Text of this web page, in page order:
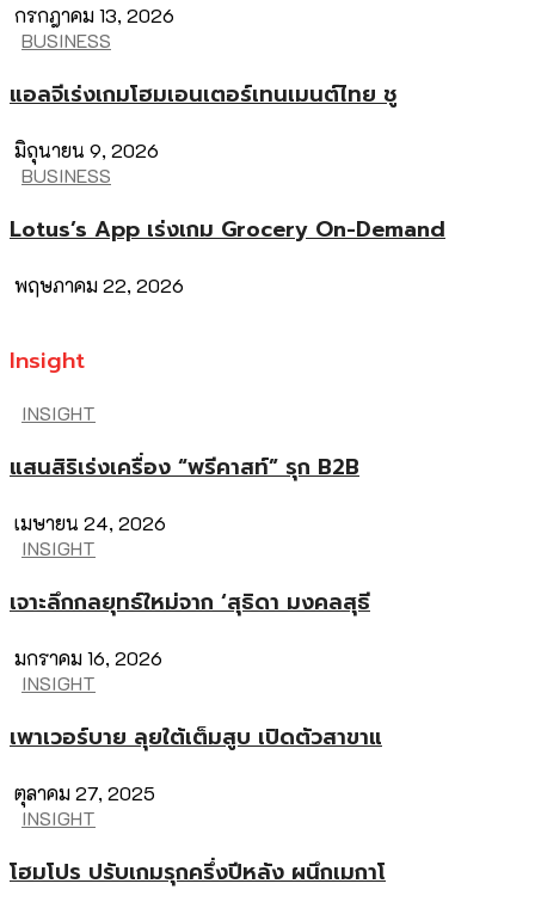
กรกฎาคม 13, 2026
BUSINESS
แอลจีเร่งเกมโฮมเอนเตอร์เทนเมนต์ไทย ชู
มิถุนายน 9, 2026
BUSINESS
Lotus’s App เร่งเกม Grocery On-Demand
พฤษภาคม 22, 2026
Insight
INSIGHT
แสนสิริเร่งเครื่อง “พรีคาสท์” รุก B2B
เมษายน 24, 2026
INSIGHT
เจาะลึกกลยุทธ์ใหม่จาก ‘สุธิดา มงคลสุธี
มกราคม 16, 2026
INSIGHT
เพาเวอร์บาย ลุยใต้เต็มสูบ เปิดตัวสาขาแ
ตุลาคม 27, 2025
INSIGHT
โฮมโปร ปรับเกมรุกครึ่งปีหลัง ผนึกเมกาโ